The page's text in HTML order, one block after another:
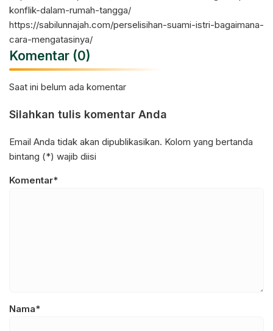
konflik-dalam-rumah-tangga/
https://sabilunnajah.com/perselisihan-suami-istri-bagaimana-
cara-mengatasinya/
Komentar (0)
Saat ini belum ada komentar
Silahkan tulis komentar Anda
Email Anda tidak akan dipublikasikan. Kolom yang bertanda
bintang (*) wajib diisi
Komentar*
Nama*